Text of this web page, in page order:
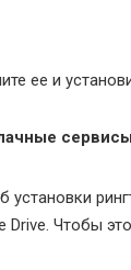
ее и
сервисы
установки
Drive. Чтобы